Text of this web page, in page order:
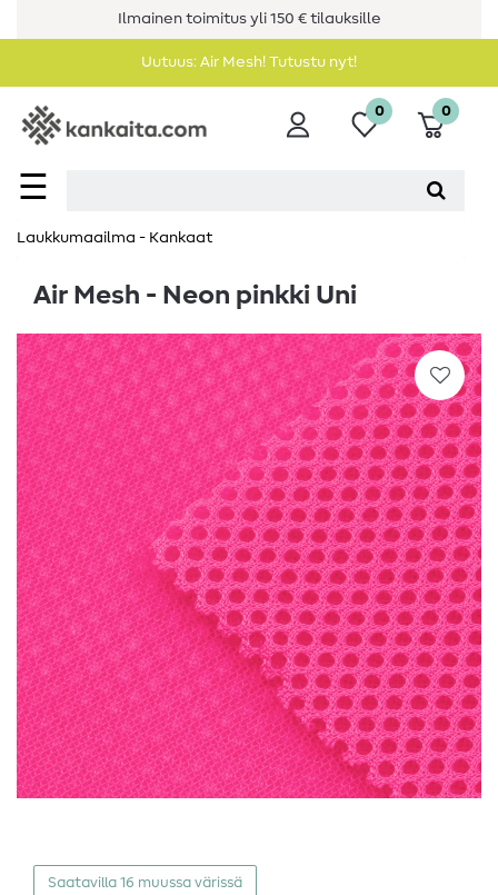
Ilmainen toimitus yli 150 € tilauksille
Uutuus: Air Mesh! Tutustu nyt!
☰
0 0
Laukkumaailma - Kankaat
Air Mesh - Neon pinkki Uni
Saatavilla 16 muussa värissä